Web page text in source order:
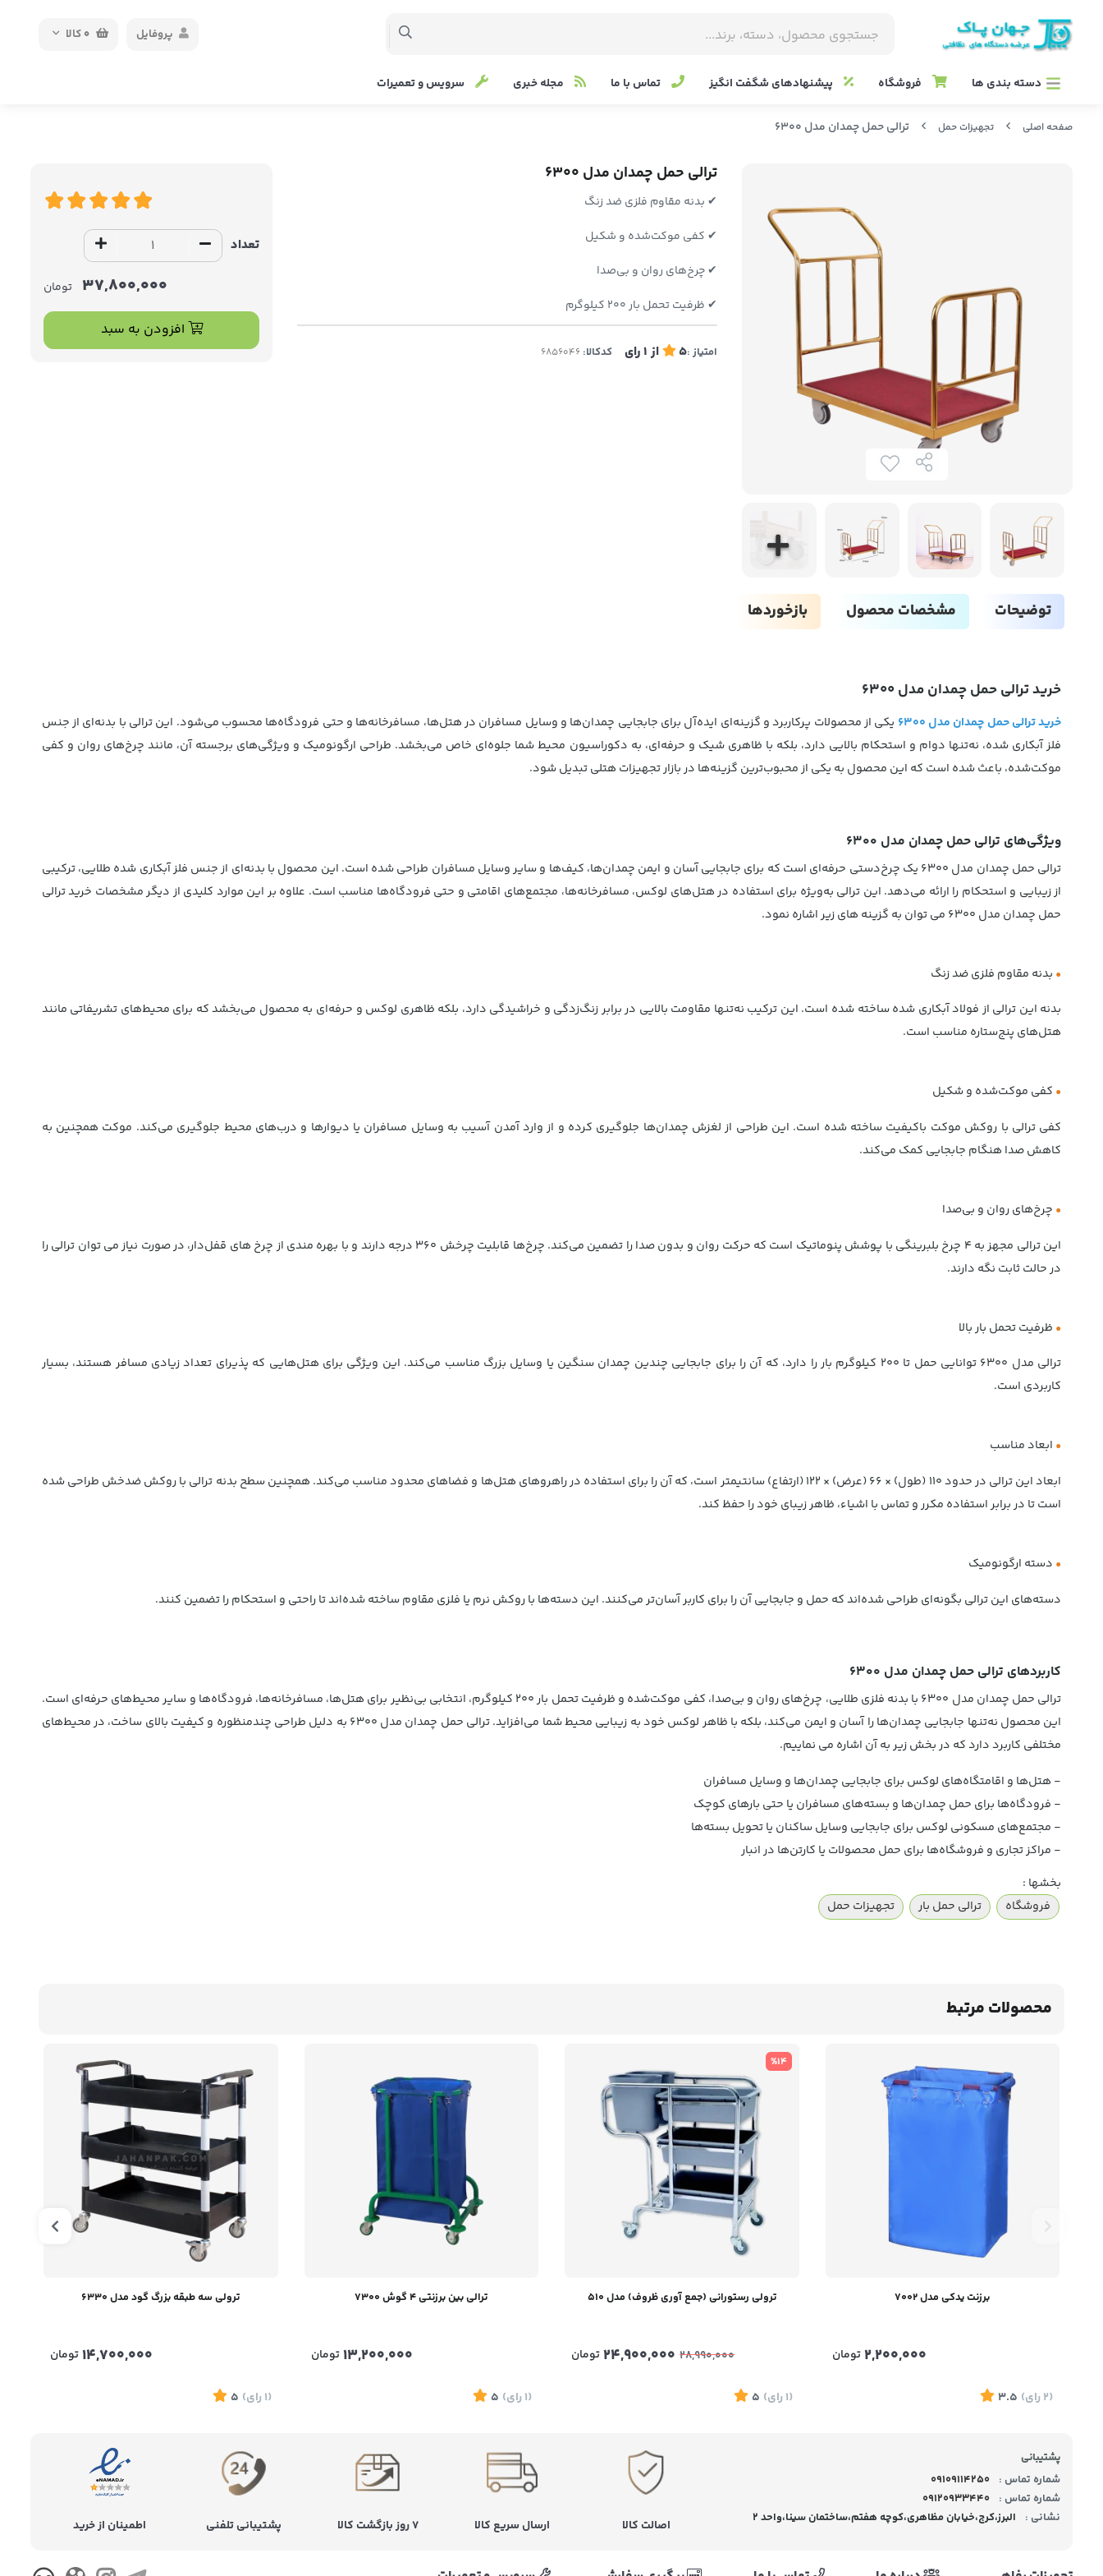
0کالا پروفایل
دسته بندی ها فروشگاه پیشنهادهای شگفت انگیز تماس با ما مجله خبری سرویس و تعمیرات
صفحه اصلی تجهیزات حمل ترالی حمل چمدان مدل 6300
ترالی حمل چمدان مدل 6300
✔ بدنه مقاوم فلزی ضد زنگ
✔ کفی موکت‌شده و شکیل
✔ چرخ‌های روان و بی‌صدا
✔ ظرفیت تحمل بار 200 کیلوگرم
امتیاز :5 از 1رای کدکالا:
تعداد
37,800,000 تومان
افزودن به سبد
توضیحات مشخصات محصول بازخوردها
خرید ترالی حمل چمدان مدل 6300
خرید ترالی حمل چمدان مدل 6300
یکی از محصولات پرکاربرد و گزینه‌ای ایده‌آل برای جابجایی چمدان‌ها و وسایل مسافران در هتل‌ها، مسافرخانه‌ها و حتی فرودگاه‌ها محسوب می‌شود. این ترالی با بدنه‌ای از جنس
فلز آبکاری شده، نه‌تنها دوام و استحکام بالایی دارد، بلکه با ظاهری شیک و حرفه‌ای، به دکوراسیون محیط شما جلوه‌ای خاص می‌بخشد. طراحی ارگونومیک و ویژگی‌های برجسته آن، مانند چرخ‌های روان و کفی
موکت‌شده، باعث شده است که این محصول به یکی از محبوب‌ترین گزینه‌ها در بازار تجهیزات هتلی تبدیل شود.
ویژگی‌های ترالی حمل چمدان مدل 6300
ترالی حمل چمدان مدل 6300 یک چرخ‌دستی حرفه‌ای است که برای جابجایی آسان و ایمن چمدان‌ها، کیف‌ها و سایر وسایل مسافران طراحی شده است. این محصول با بدنه‌ای از جنس فلز آبکاری شده طلایی، ترکیبی
از زیبایی و استحکام را ارائه می‌دهد. این ترالی به‌ویژه برای استفاده در هتل‌های لوکس، مسافرخانه‌ها، مجتمع‌های اقامتی و حتی فرودگاه‌ها مناسب است. علاوه بر این موارد کلیدی از دیگر مشخصات خرید ترالی
حمل چمدان مدل 6300 می توان به گزینه های زیر اشاره نمود.
• بدنه مقاوم فلزی ضد زنگ
بدنه این ترالی از فولاد آبکاری شده ساخته شده است. این ترکیب نه‌تنها مقاومت بالایی در برابر زنگ‌زدگی و خراشیدگی دارد، بلکه ظاهری لوکس و حرفه‌ای به محصول می‌بخشد که برای محیط‌های تشریفاتی مانند
هتل‌های پنج‌ستاره مناسب است.
• کفی موکت‌شده و شکیل
کفی ترالی با روکش موکت باکیفیت ساخته شده است. این طراحی از لغزش چمدان‌ها جلوگیری کرده و از وارد آمدن آسیب به وسایل مسافران یا دیوارها و درب‌های محیط جلوگیری می‌کند. موکت همچنین به
کاهش صدا هنگام جابجایی کمک می‌کند.
• چرخ‌های روان و بی‌صدا
این ترالی مجهز به 4 چرخ بلبرینگی با پوشش پنوماتیک است که حرکت روان و بدون صدا را تضمین می‌کند. چرخ‌ها قابلیت چرخش 360 درجه دارند و با بهره مندی از چرخ های قفل‌دار، در صورت نیاز می توان ترالی را
در حالت ثابت نگه دارند.
• ظرفیت تحمل بار بالا
ترالی مدل 6300 توانایی حمل تا 200 کیلوگرم بار را دارد، که آن را برای جابجایی چندین چمدان سنگین یا وسایل بزرگ مناسب می‌کند. این ویژگی برای هتل‌هایی که پذیرای تعداد زیادی مسافر هستند، بسیار
کاربردی است.
• ابعاد مناسب
ابعاد این ترالی در حدود 110 (طول) × 66 (عرض) × 122 (ارتفاع) سانتیمتر است، که آن را برای استفاده در راهروهای هتل‌ها و فضاهای محدود مناسب می‌کند. همچنین سطح بدنه ترالی با روکش ضدخش طراحی شده
است تا در برابر استفاده مکرر و تماس با اشیاء، ظاهر زیبای خود را حفظ کند.
• دسته ارگونومیک
دسته‌های این ترالی بگونه‌ای طراحی شده‌اند که حمل و جابجایی آن را برای کاربر آسان‌تر می‌کنند. این دسته‌ها با روکش نرم یا فلزی مقاوم ساخته شده‌اند تا راحتی و استحکام را تضمین کنند.
کاربردهای ترالی حمل چمدان مدل 6300
ترالی حمل چمدان مدل 6300 با بدنه فلزی طلایی، چرخ‌های روان و بی‌صدا، کفی موکت‌شده و ظرفیت تحمل بار 200 کیلوگرم، انتخابی بی‌نظیر برای هتل‌ها، مسافرخانه‌ها، فرودگاه‌ها و سایر محیط‌های حرفه‌ای است.
این محصول نه‌تنها جابجایی چمدان‌ها را آسان و ایمن می‌کند، بلکه با ظاهر لوکس خود به زیبایی محیط شما می‌افزاید. ترالی حمل چمدان مدل 6300 به دلیل طراحی چندمنظوره و کیفیت بالای ساخت، در محیط‌های
مختلفی کاربرد دارد که در بخش زیر به آن اشاره می نماییم.
- هتل‌ها و اقامتگاه‌های لوکس برای جابجایی چمدان‌ها و وسایل مسافران
- فرودگاه‌ها برای حمل چمدان‌ها و بسته‌های مسافران یا حتی بارهای کوچک
- مجتمع‌های مسکونی لوکس برای جابجایی وسایل ساکنان یا تحویل بسته‌ها
- مراکز تجاری و فروشگاه‌ها برای حمل محصولات یا کارتن‌ها در انبار
بخشها :
فروشگاه
ترالی حمل بار تجهیزات حمل
محصولات مرتبط
برزنت یدکی مدل 7002
2,200,000 تومان
(2 رای)
3.5
%14
ترولی رستورانی (جمع آوری ظروف) مدل 510
28,990,000
24,900,000تومان
(1 رای)
5
ترالی بین برزنتی ۴ گوش 7300
13,200,000 تومان
(1 رای)
5
ترولی سه طبقه بزرگ گود مدل 6330
14,700,000تومان
(1 رای)
5
پشتیبانی
شماره تماس :
09109114250
شماره تماس :
09120933440
نشانی :
البرز،کرج،خیابان مظاهری،کوچه هفتم،ساختمان سینا،واحد 2 اصالت کالا ارسال سریع کالا ۷ روز بازگشت کالا پشتیبانی تلفنی اطمینان از خرید